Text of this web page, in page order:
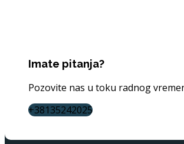
Imate pitanja?
Pozovite nas u toku radnog
+38135242025